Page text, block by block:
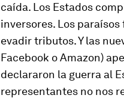
caída. Los Estados
inversores. Los
evadir tributos. Y las
Facebook o Amazon)
declararon la guerra al
representantes no nos